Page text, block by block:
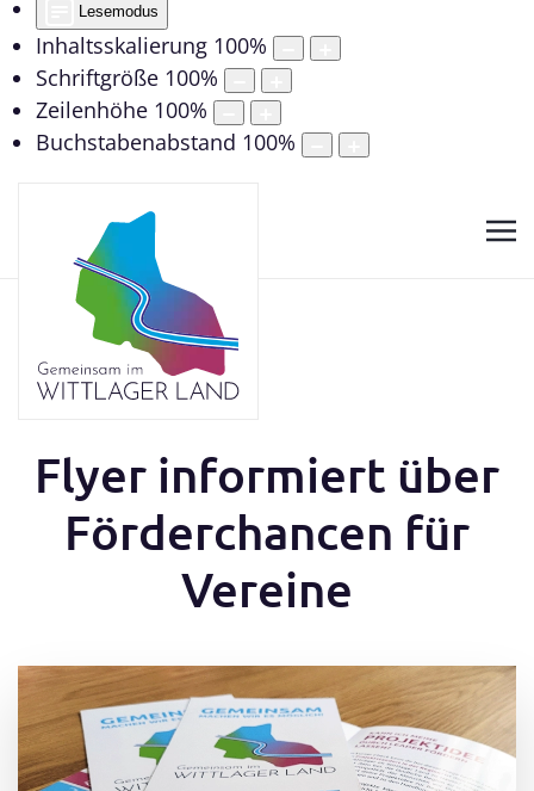
Lesemodus
Inhaltsskalierung 100%
Schriftgröße 100%
Zeilenhöhe 100%
Buchstabenabstand 100%
Flyer informiert über
Förderchancen für
Vereine